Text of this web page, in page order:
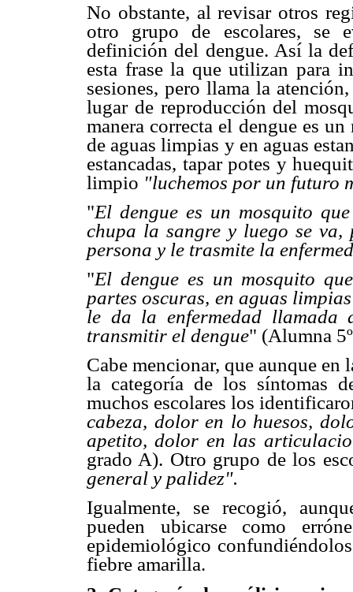
No obstante, al revisar otros
otro grupo de escolares, se
definición del dengue. Así la
esta frase la que utilizan para
sesiones, pero llama la
lugar de reproducción del
manera correcta el dengue es
de aguas limpias y en aguas
estancadas, tapar potes y
limpio "luchemos por un futuro
"El dengue es un mosquito
chupa la sangre y luego se
persona y le trasmite la
"El dengue es un mosquito
partes oscuras, en aguas
le da la enfermedad llamada
transmitir el dengue" (Alumna
Cabe mencionar, que aunque en
la categoría de los síntomas
muchos escolares los
cabeza, dolor en lo huesos,
apetito, dolor en las
grado A). Otro grupo de los
general y palidez".
Igualmente, se recogió,
pueden ubicarse como
epidemiológico
fiebre amarilla.